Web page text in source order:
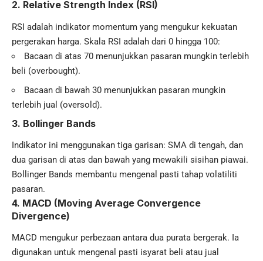
2. Relative Strength Index (RSI)
RSI adalah indikator momentum yang mengukur kekuatan
pergerakan harga. Skala RSI adalah dari 0 hingga 100:
Bacaan di atas 70 menunjukkan pasaran mungkin terlebih
beli (overbought).
Bacaan di bawah 30 menunjukkan pasaran mungkin
terlebih jual (oversold).
3. Bollinger Bands
Indikator ini menggunakan tiga garisan: SMA di tengah, dan
dua garisan di atas dan bawah yang mewakili sisihan piawai.
Bollinger Bands membantu mengenal pasti tahap volatiliti
pasaran.
4. MACD (Moving Average Convergence
Divergence)
MACD mengukur perbezaan antara dua purata bergerak. Ia
digunakan untuk mengenal pasti isyarat beli atau jual